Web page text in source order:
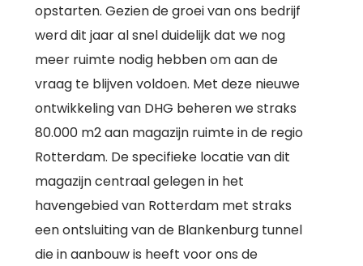
opstarten. Gezien de groei van ons bedrijf
werd dit jaar al snel duidelijk dat we nog
meer ruimte nodig hebben om aan de
vraag te blijven voldoen. Met deze nieuwe
ontwikkeling van DHG beheren we straks
80.000 m2 aan magazijn ruimte in de regio
Rotterdam. De specifieke locatie van dit
magazijn centraal gelegen in het
havengebied van Rotterdam met straks
een ontsluiting van de Blankenburg tunnel
die in aanbouw is heeft voor ons de